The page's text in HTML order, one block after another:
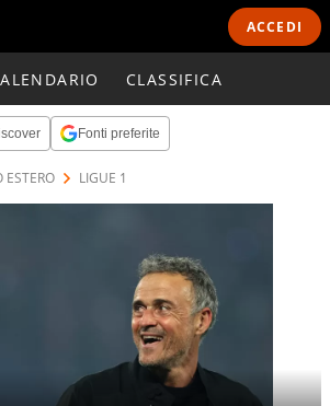
ACCEDI
CLASSIFICA
Fonti preferite
ESTERO LIGUE 1